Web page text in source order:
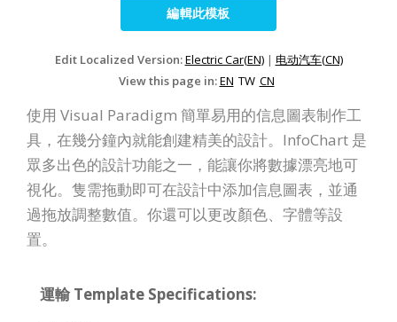
編輯此模板
Edit Localized Version:Electric Car(EN)| 电动汽车(CN)
View this page in:EN TW CN
使用 Visual Paradigm 簡單易用的信息圖表制作工
具，在幾分鐘內就能創建精美的設計。InfoChart 是
眾多出色的設計功能之一，能讓你將數據漂亮地可
視化。隻需拖動即可在設計中添加信息圖表，並通
過拖放調整數值。你還可以更改顏色、字體等設
置。
運輸 Template Specifications: